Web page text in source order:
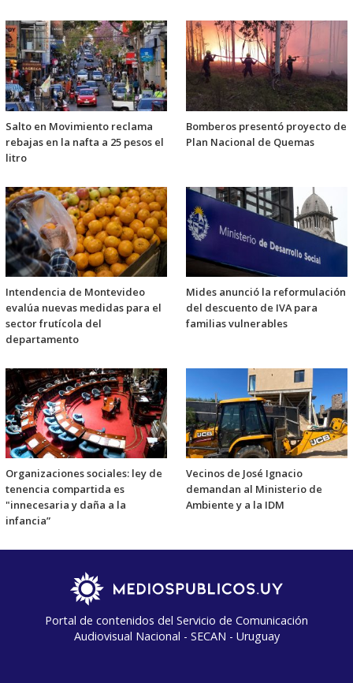
Salto en Movimiento reclama
rebajas en la nafta a 25 pesos el
litro
Bomberos presentó proyecto de
Plan Nacional de Quemas
Intendencia de Montevideo
evalúa nuevas medidas para el
sector frutícola del
departamento
Mides anunció la reformulación
del descuento de IVA para
familias vulnerables
Organizaciones sociales: ley de
tenencia compartida es
"innecesaria y daña a la
infancia”
Vecinos de José Ignacio
demandan al Ministerio de
Ambiente y a la IDM
Portal de contenidos del Servicio de Comunicación
Audiovisual Nacional - SECAN - Uruguay